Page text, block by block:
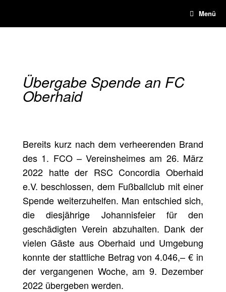
Menü
Übergabe Spende an FC
Oberhaid
Bereits kurz nach dem verheerenden Brand
des 1. FCO – Vereinsheimes am 26. März
2022 hatte der RSC Concordia Oberhaid
e.V. beschlossen, dem Fußballclub mit einer
Spende weiterzuhelfen. Man entschied sich,
die diesjährige Johannisfeier für den
geschädigten Verein abzuhalten. Dank der
vielen Gäste aus Oberhaid und Umgebung
konnte der stattliche Betrag von 4.046,– € in
der vergangenen Woche, am 9. Dezember
2022 übergeben werden.